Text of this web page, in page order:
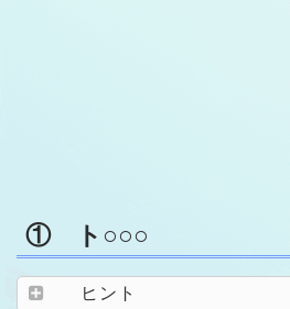
① ト○○○
ヒント